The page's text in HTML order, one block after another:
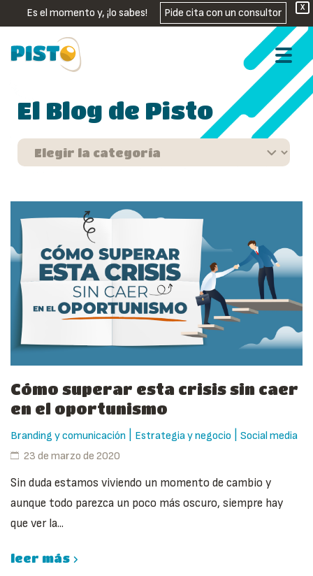
X
Es el momento y, ¡lo sabes! Pide cita con un consultor
El Blog de Pisto
Cómo superar esta crisis sin caer
en el oportunismo
Branding y comunicación Estrategia y negocio
Social media
23 de marzo de 2020
Sin duda estamos viviendo un momento de cambio y
aunque todo parezca un poco más oscuro, siempre hay
que ver la...
leer más